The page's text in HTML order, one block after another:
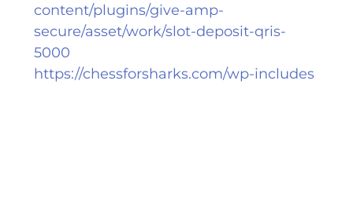
content/plugins/give-amp-
secure/asset/work/slot-deposit-qris-
5000
https://chessforsharks.com/wp-includes